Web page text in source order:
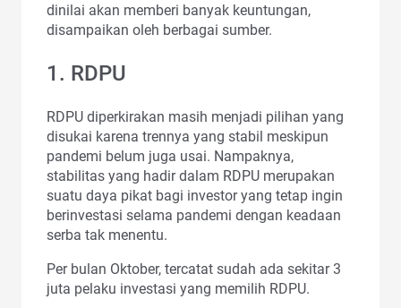
dinilai akan memberi banyak keuntungan,
disampaikan oleh berbagai sumber.
1. RDPU
RDPU diperkirakan masih menjadi pilihan yang
disukai karena trennya yang stabil meskipun
pandemi belum juga usai. Nampaknya,
stabilitas yang hadir dalam RDPU merupakan
suatu daya pikat bagi investor yang tetap ingin
berinvestasi selama pandemi dengan keadaan
serba tak menentu.
Per bulan Oktober, tercatat sudah ada sekitar 3
juta pelaku investasi yang memilih RDPU.